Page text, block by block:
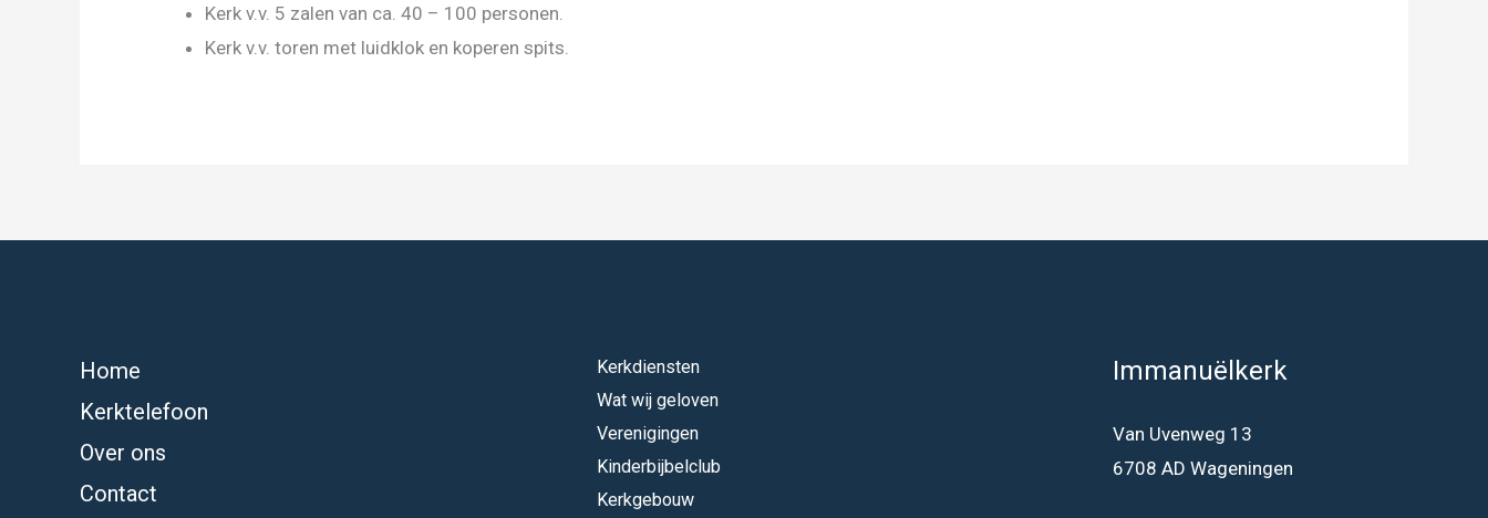
Kerk v.v. 5 zalen van ca. 40 – 100 personen.
Kerk v.v. toren met luidklok en koperen spits.
Home
Kerktelefoon
Over ons
Contact
Kerkdiensten
Wat wij geloven
Verenigingen
Kinderbijbelclub
Kerkgebouw
Immanuëlkerk
Van Uvenweg 13
6708 AD Wageningen